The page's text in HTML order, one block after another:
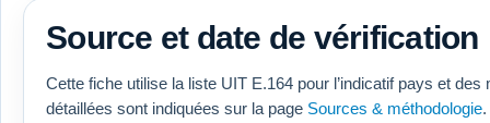
Source et date de vérification
Cette fiche utilise la liste UIT E.164 pour l’indicatif pays et
détaillées sont indiquées sur la page Sources & méthodologie